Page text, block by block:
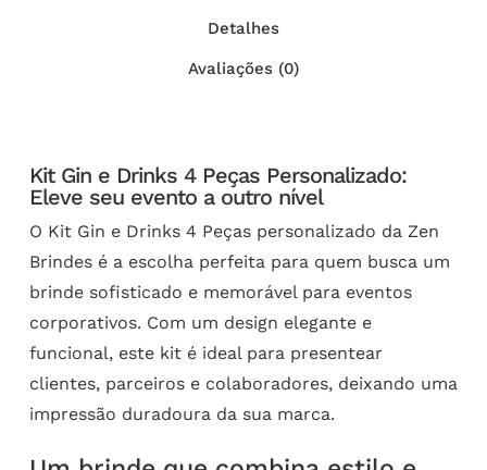
Detalhes
Avaliações (0)
Kit Gin e Drinks 4 Peças Personalizado:
Eleve seu evento a outro nível
O Kit Gin e Drinks 4 Peças personalizado da Zen
Brindes é a escolha perfeita para quem busca um
brinde sofisticado e memorável para eventos
corporativos. Com um design elegante e
funcional, este kit é ideal para presentear
clientes, parceiros e colaboradores, deixando uma
impressão duradoura da sua marca.